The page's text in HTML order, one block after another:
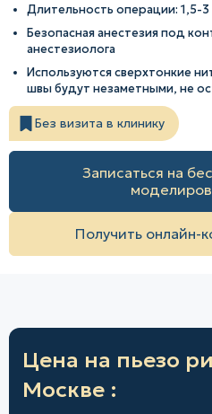
Длительность операции: 1,5-
Безопасная анестезия под
анестезиолога
Используются сверхтонкие
швы будут незаметными, не
Без визита в клинику
Записаться на
Получить онлайн-
Цена на пьезо
Москве :